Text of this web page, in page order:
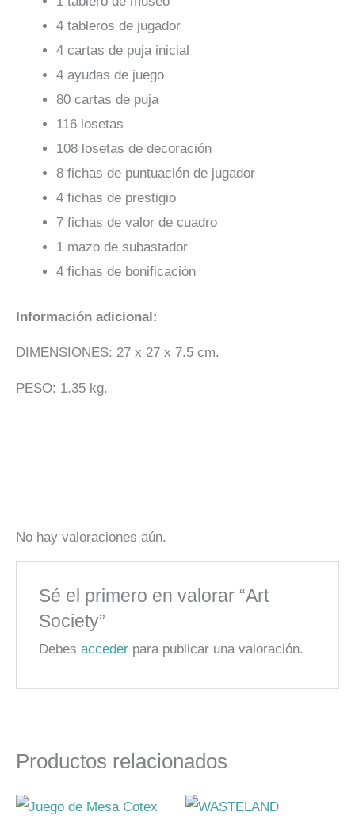
4 tableros de jugador
4 cartas de puja inicial
4 ayudas de juego
80 cartas de puja
116 losetas
108 losetas de decoración
8 fichas de puntuación de jugador
4 fichas de prestigio
7 fichas de valor de cuadro
1 mazo de subastador
4 fichas de bonificación
Información adicional:
DIMENSIONES: 27 x 27 x 7.5 cm.
PESO: 1.35 kg.
No hay valoraciones aún.
Sé el primero en valorar “Art
Society”
Debesacceder para publicar una valoración.
Productos relacionados